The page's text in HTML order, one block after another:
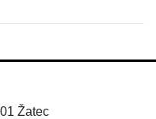
Žatec